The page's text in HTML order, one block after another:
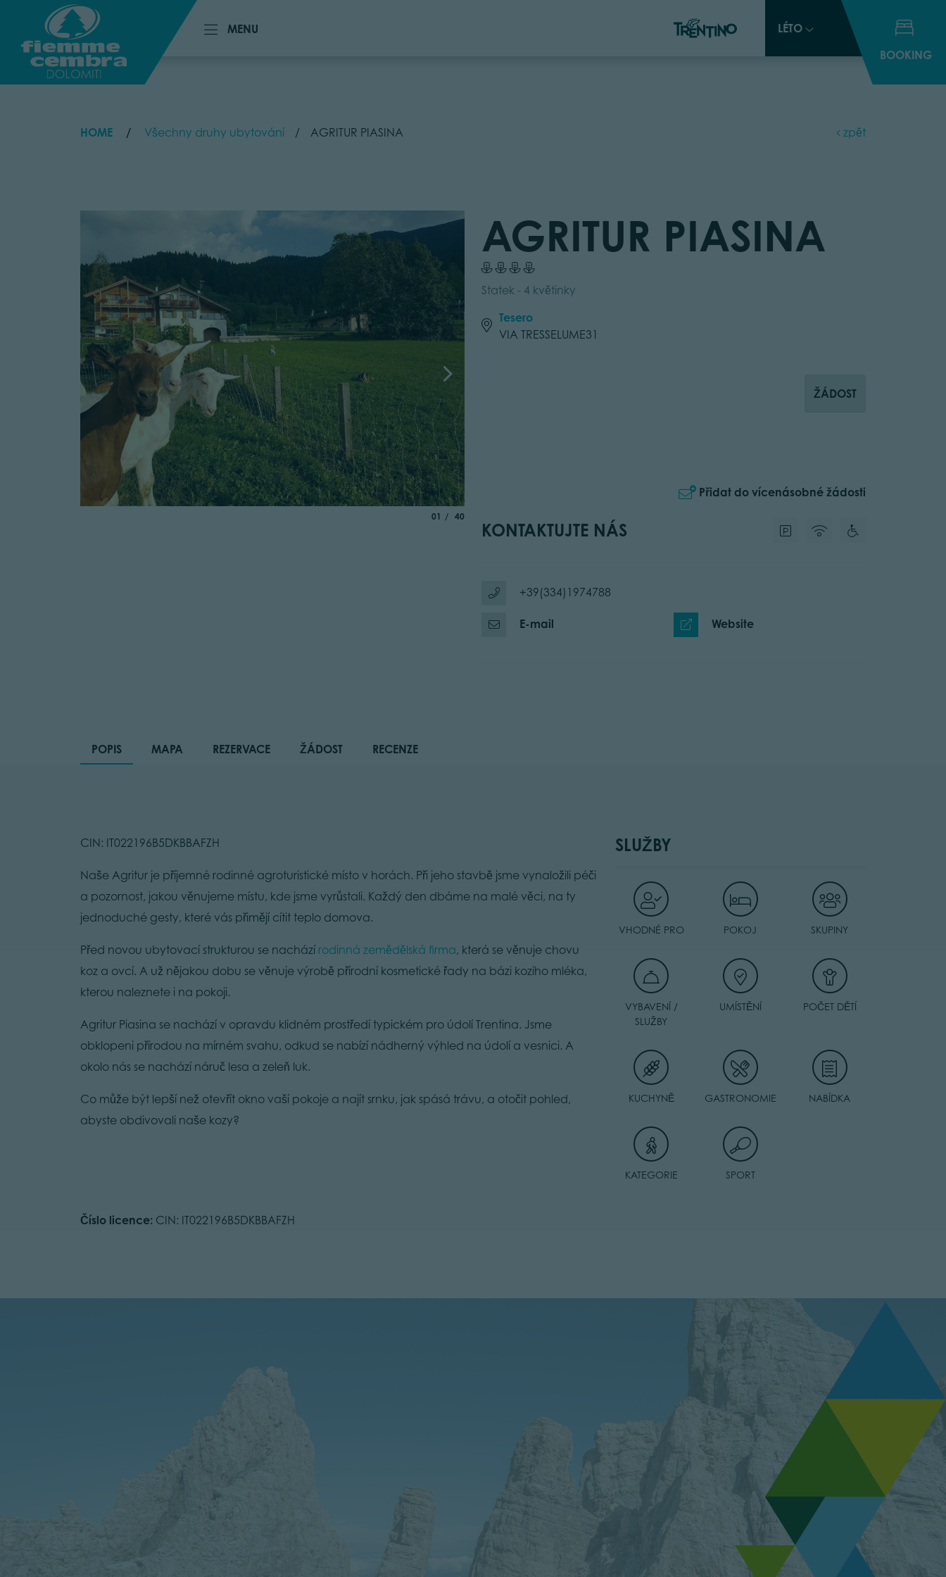
MENU
LÉTO
BOOKING
MENU
LÉTO
BOOKING
HOME Všechny druhy ubytování AGRITUR PIASINA zpět
aria.slide_indicator.prefix
01 of
40
AGRITUR PIASINA
Statek - 4 květinky
Tesero
VIA TRESSELUME31
ŽÁDOST
Přidat do vícenásobné žádosti
KONTAKTUJTE NÁS
+39(334)1974788
E-mail Website
POPIS MAPA REZERVACE ŽÁDOST RECENZE
CIN: IT022196B5DKBBAFZH
Naše Agritur je příjemné rodinné agroturistické místo v horách. Při jeho stavbě jsme vynaložili péči
a pozornost, jakou věnujeme místu, kde jsme vyrůstali. Každý den dbáme na malé věci, na ty
jednoduché gesty, které vás přimějí cítit teplo domova.
Před novou ubytovací strukturou se nachází rodinná zemědělská firma, která se věnuje chovu
koz a ovcí. A už nějakou dobu se věnuje výrobě přírodní kosmetické řady na bázi kozího mléka,
kterou naleznete i na pokoji.
Agritur Piasina se nachází v opravdu klidném prostředí typickém pro údolí Trentina. Jsme
obklopeni přírodou na mírném svahu, odkud se nabízí nádherný výhled na údolí a vesnici. A
okolo nás se nachází náruč lesa a zeleň luk.
Co může být lepší než otevřít okno vaší pokoje a najít srnku, jak spásá trávu, a otočit pohled,
abyste obdivovali naše kozy?
Číslo licence: CIN: IT022196B5DKBBAFZH
SLUŽBY
VHODNÉ PRO POKOJ SKUPINY
VYBAVENÍ /
SLUŽBY
UMÍSTĚNÍ POČET DĚTÍ
KUCHYNĚ GASTRONOMIE NABÍDKA
KATEGORIE SPORT